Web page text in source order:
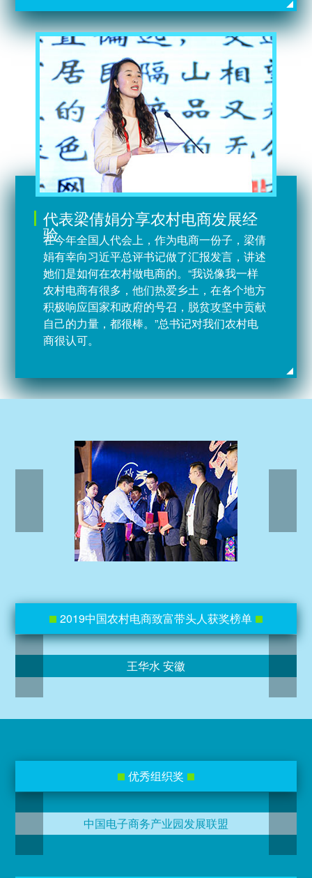
代表梁倩娟分享农村电商发展经
验
在今年全国人代会上，作为电商一份子，梁倩
娟有幸向习近平总评书记做了汇报发言，讲述
她们是如何在农村做电商的。“我说像我一样
农村电商有很多，他们热爱乡土，在各个地方
积极响应国家和政府的号召，脱贫攻坚中贡献
自己的力量，都很棒。”总书记对我们农村电
商很认可。
2019中国农村电商致富带头人获奖榜单
王华水 安徽
优秀组织奖
中国电子商务产业园发展联盟